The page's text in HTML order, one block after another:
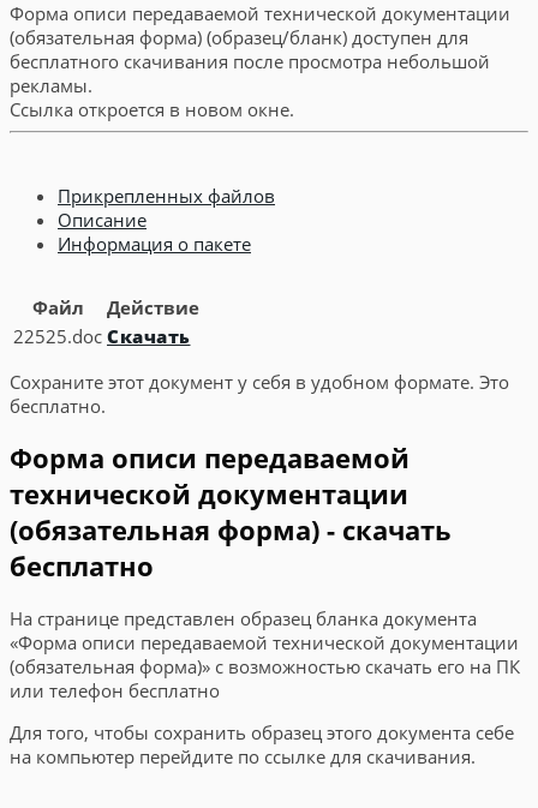
Форма описи передаваемой технической документации
(обязательная форма) (образец/бланк) доступен для
бесплатного скачивания после просмотра небольшой
рекламы.
Ссылка откроется в новом окне.
Прикрепленных файлов
Описание
Информация о пакете
Файл
Действие
22525.doc Скачать
Сохраните этот документ у себя в удобном формате. Это
бесплатно.
Форма описи передаваемой
технической документации
(обязательная форма) - скачать
бесплатно
На странице представлен образец бланка документа
«Форма описи передаваемой технической документации
(обязательная форма)» с возможностью скачать его на ПК
или телефон бесплатно
Для того, чтобы сохранить образец этого документа себе
на компьютер перейдите по ссылке для скачивания.